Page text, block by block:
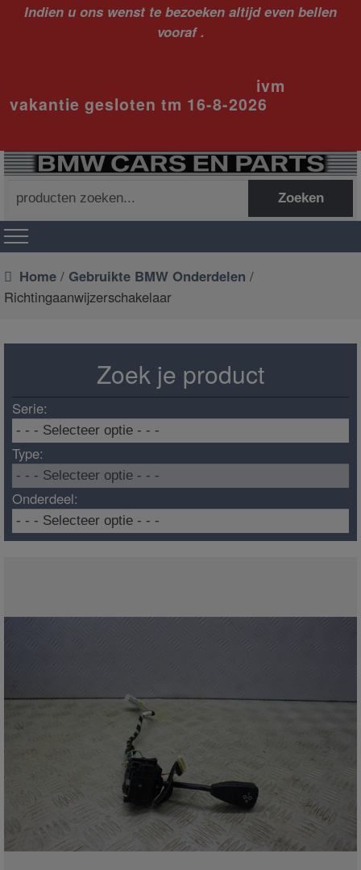
Indien u ons wenst te bezoeken altijd even bellen
vooraf .
ivm
vakantie gesloten tm 16-8-2026
naar:
Zoeken
Home / Gebruikte BMW Onderdelen /
Richtingaanwijzerschakelaar
Zoek je product
Serie:
Type:
Onderdeel: